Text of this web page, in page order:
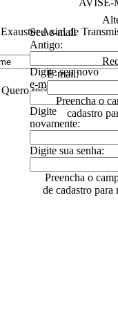
AVISE-
Exaustor Axial de
Quero receber descontos
E-mail:
Preencha o
cadastro
Seu e-mail
Antigo:
Digite seu novo
e-mail:
Digite
novamente:
Digite sua senha:
Preencha o
de cadastro para